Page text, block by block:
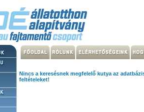
Nincs a keresésnek megfelelő kutya az
feltételeket!